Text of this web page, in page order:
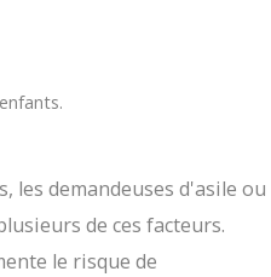
les demandeuses d'asile ou
de ces facteurs.
le risque de